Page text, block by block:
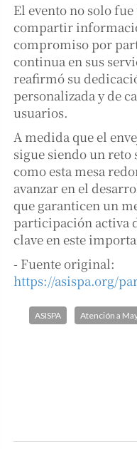
El evento no solo
compartir
compromiso por
continua en sus
reafirmó su
personalizada y de
usuarios.
A medida que el
sigue siendo un
como esta mesa
avanzar en el
que garanticen un
participación activa
clave en este
- Fuente original:
https://asispa.org/
ASISPA Atención a